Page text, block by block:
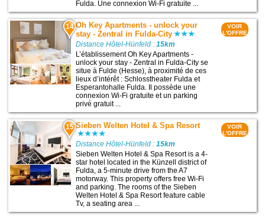
Fulda. Une connexion Wi-Fi gratuite ...
14 Oh Key Apartments - unlock your
stay - Zentral in Fulda-City
Distance Hôtel-Hünfeld :15km
L’établissement Oh Key Apartments -
unlock your stay - Zentral in Fulda-City se
situe à Fulde (Hesse), à proximité de ces
lieux d’intérêt : Schlosstheater Fulda et
Esperantohalle Fulda. Il possède une
connexion Wi-Fi gratuite et un parking
privé gratuit ...
VOIR
L'OFFRE
15 Sieben Welten Hotel & Spa Resort
Distance Hôtel-Hünfeld :15km
Sieben Welten Hotel & Spa Resort is a 4-
star hotel located in the Künzell district of
Fulda, a 5-minute drive from the A7
motorway. This property offers free Wi-Fi
and parking. The rooms of the Sieben
Welten Hotel & Spa Resort feature cable
Tv, a seating area ...
VOIR
L'OFFRE